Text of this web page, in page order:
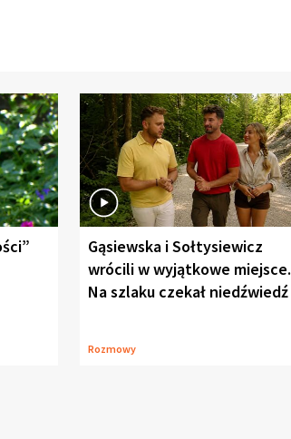
Gąsiewska i Sołtysiewicz
wrócili w wyjątkowe miejsce.
Na szlaku czekał niedźwiedź
Rozmowy